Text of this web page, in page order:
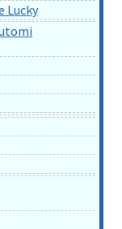
Lucky